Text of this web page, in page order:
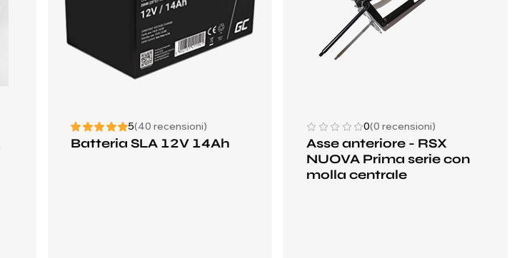
5(40 recensioni)
Batteria SLA 12V 14Ah
0(0 recensioni)
Asse anteriore - RSX
NUOVA Prima serie con
molla centrale